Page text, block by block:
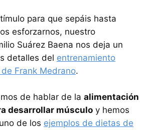
para que sepáis hasta
esforzarnos, nuestro
Suárez Baena nos deja un
detalles del entrenamiento
Frank Medrano.
de hablar de la alimentación
desarrollar músculo y hemos
de los ejemplos de dietas de